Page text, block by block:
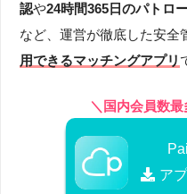
認や24時間365日のパトロ
など、運営が徹底した安全
用できるマッチングアプリ
＼国内会員数
ア